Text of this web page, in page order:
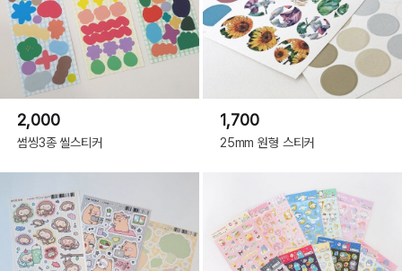
2,000
썸씽3종 씰스티커
1,700
25mm 원형 스티커